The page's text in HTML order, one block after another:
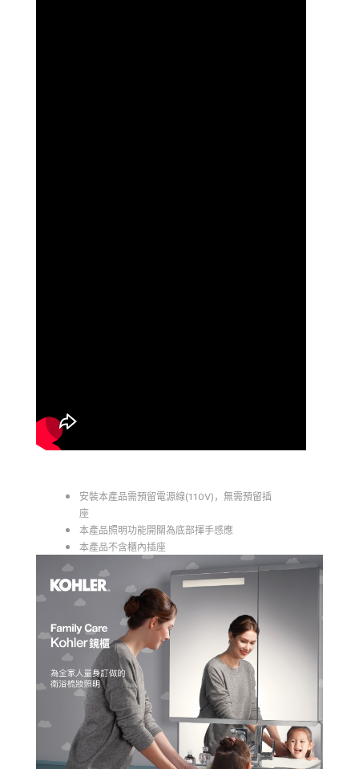
安裝本產品需預留電源線(110V)，無需預留插
座
本產品照明功能開關為底部揮手感應
本產品不含櫃內插座